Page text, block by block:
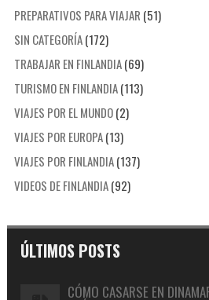
PREPARATIVOS PARA VIAJAR (51)
SIN CATEGORÍA(172)
TRABAJAR EN FINLANDIA(69)
TURISMO EN FINLANDIA(113)
VIAJES POR EL MUNDO(2)
VIAJES POR EUROPA(13)
VIAJES POR FINLANDIA(137)
VIDEOS DE FINLANDIA(92)
ÚLTIMOS POSTS
CÓMO CASARSE EN